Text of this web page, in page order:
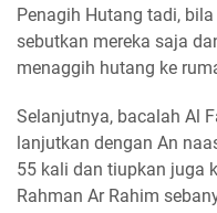
Penagih Hutang tadi,
sebutkan mereka saja
menaggih hutang ke
Selanjutnya, bacalah Al
lanjutkan dengan An
55 kali dan tiupkan juga
Rahman Ar Rahim